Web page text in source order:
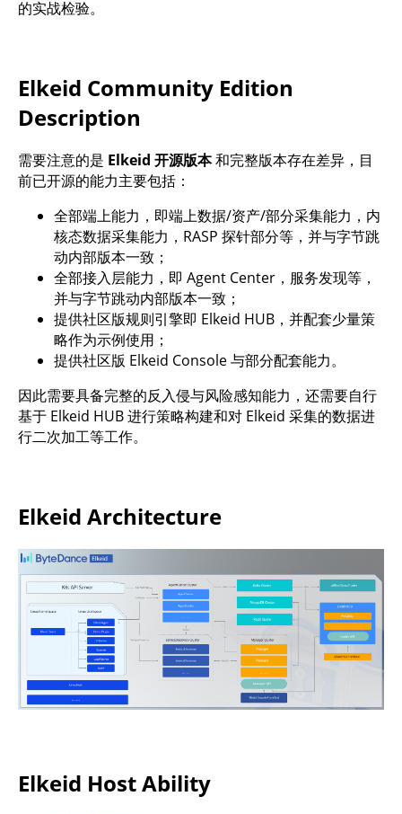
的实战检验。
Elkeid Community Edition
Description
需要注意的是 Elkeid 开源版本和完整版本存在差异，目
前已开源的能力主要包括：
全部端上能力，即端上数据/资产/部分采集能力，内
核态数据采集能力，RASP 探针部分等，并与字节跳
动内部版本一致；
全部接入层能力，即 Agent Center，服务发现等，
并与字节跳动内部版本一致；
提供社区版规则引擎即 Elkeid HUB，并配套少量策
略作为示例使用；
提供社区版 Elkeid Console 与部分配套能力。
因此需要具备完整的反入侵与风险感知能力，还需要自行
基于 Elkeid HUB 进行策略构建和对 Elkeid 采集的数据进
行二次加工等工作。
Elkeid Architecture
Elkeid Host Ability